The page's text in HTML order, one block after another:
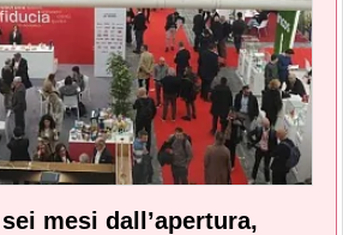
mesi dall’apertura,